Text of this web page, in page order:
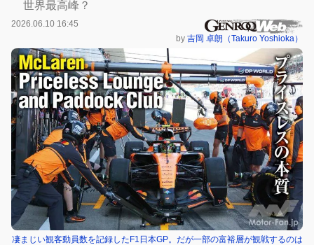
世界最高峰？
2026.06.10 16:45
by 吉岡 卓朗（Takuro Yoshioka）
凄まじい観客動員数を記録したF1日本GP。だが一部の富裕層が観戦するのは